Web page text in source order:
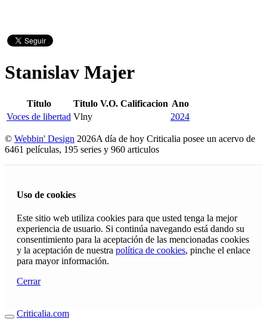
Stanislav Majer
Titulo Titulo V.O. Calificacion Ano
Voces de libertad Vlny 2024
© Webbin' Design 2026A día de hoy Criticalia posee un acervo de
6461 películas, 195 series y 960 articulos
Uso de cookies
Este sitio web utiliza cookies para que usted tenga la mejor
experiencia de usuario. Si continúa navegando está dando su
consentimiento para la aceptación de las mencionadas cookies
y la aceptación de nuestra política de cookies, pinche el enlace
para mayor información.
Cerrar
Criticalia.com